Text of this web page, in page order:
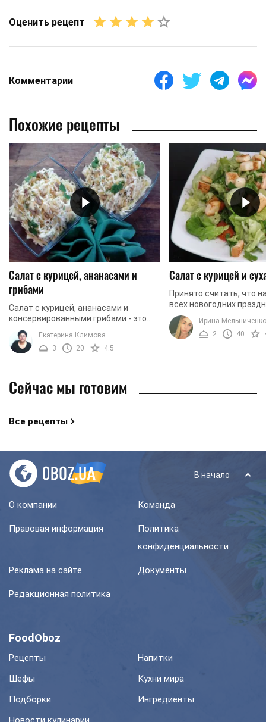
Оценить рецепт
Комментарии
Похожие рецепты
Салат с курицей, ананасами и
грибами
Салат с курицей, ананасами и
консервированными грибами - это
очень вкусное блюдо, которое
удачно дополнит праздничный стол.
Салат получается сытным, ...
Екатерина Климова
3
20 4.5
Салат с курицей и
Принято считать, что
всех новогодних
наиболее популярными
необходимыми
питательные блюда.
Ирина Мельниченко
2
40
Сейчас мы готовим
Все рецепты
В начало
О компании Команда
Правовая информация
Политика
конфиденциальности
Реклама на сайте Документы
Редакционная политика
FoodOboz
Рецепты
Напитки
Шефы
Кухни мира
Подборки
Ингредиенты